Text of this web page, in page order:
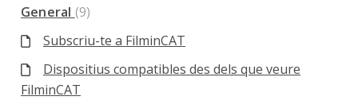
General 9
Subscriu-te a FilminCAT
Dispositius compatibles des dels que veure
FilminCAT